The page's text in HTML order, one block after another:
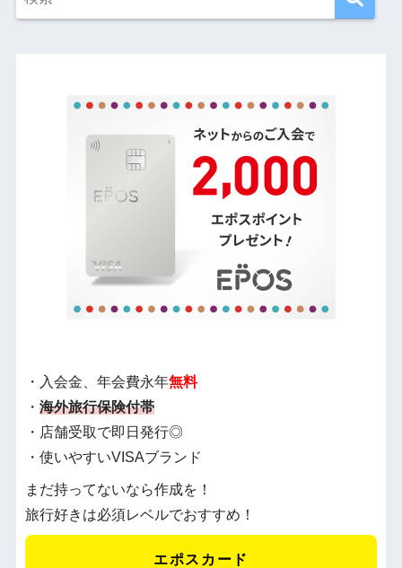
・入会金、年会費永年無料
・ 海外旅行保険付帯
・店舗受取で即日発行◎
・使いやすいVISAブランド
まだ持ってないなら作成を！
旅行好きは必須レベルでおすすめ！
エポスカード